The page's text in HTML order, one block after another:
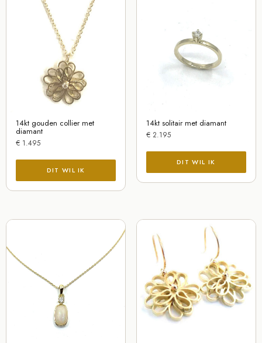
14kt gouden collier met
diamant
€ 1.495
14kt solitair met diamant
€2.195